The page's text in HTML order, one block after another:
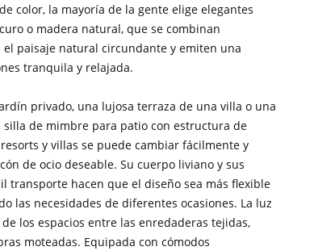
color, la mayoría de la gente elige elegantes
o madera natural, que se combinan
el paisaje natural circundante y emiten una
tranquila y relajada.
privado, una lujosa terraza de una villa o una
silla de mimbre para patio con estructura de
y villas se puede cambiar fácilmente y
de ocio deseable. Su cuerpo liviano y sus
transporte hacen que el diseño sea más flexible
las necesidades de diferentes ocasiones. La luz
los espacios entre las enredaderas tejidas,
moteadas. Equipada con cómodos